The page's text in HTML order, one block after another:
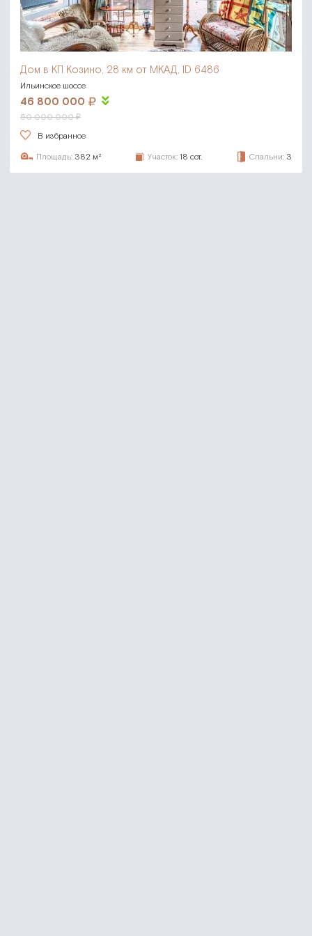
Дом в КП Козино, 28 км от МКАД, ID 6486
Ильинское шоссе
46 800 000
50 000 000 ₽
В избранное
Площадь: 382 м² Участок: 18 сот. Спальни: 3